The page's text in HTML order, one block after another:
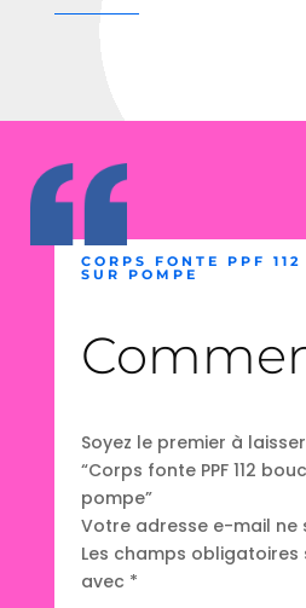
CORPS FONTE PPF
SUR POMPE
Soyez le premier à
“Corps fonte PPF 112
pompe”
Votre adresse e-mail ne
Les champs obligatoires
avec *